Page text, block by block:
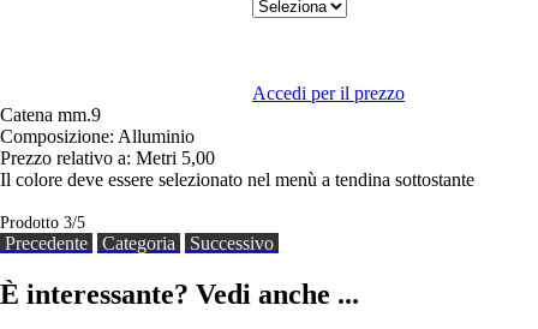
Accedi per il prezzo
Catena mm.9
Composizione: Alluminio
Prezzo relativo a: Metri 5,00
Il colore deve essere selezionato nel menù a tendina sottostante
Prodotto 3/5
Precedente Categoria Successivo
È interessante? Vedi anche ...